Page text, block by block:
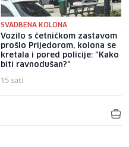
SVADBENA KOLONA
Vozilo s četničkom zastavom
prošlo Prijedorom, kolona se
kretala i pored policije: "Kako
biti ravnodušan?"
15 sati